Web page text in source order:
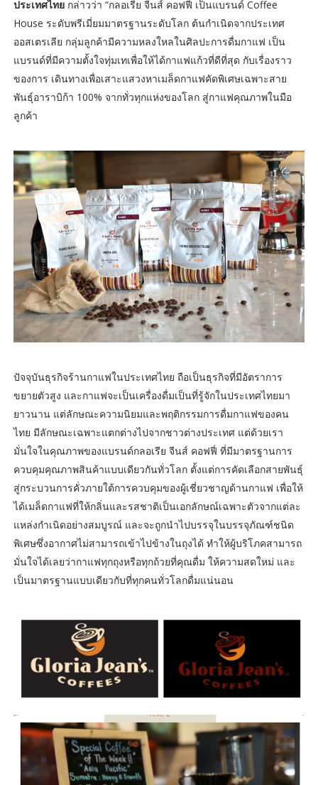
ประเทศไทย กล่าวว่า “กลอเรีย จีนส์ คอฟฟี่ เป็นแบรนด์ Coffee
House ระดับพรีเมี่ยมมาตรฐานระดับโลก ต้นกำเนิดจากประเทศ
ออสเตรเลีย กลุ่มลูกค้ามีความหลงใหลในศิลปะการดื่มกาแฟ เป็น
แบรนด์ที่มีความตั้งใจทุ่มเทเพื่อให้ได้กาแฟแก้วที่ดีที่สุด กับเรื่องราว
ของการ เดินทางเพื่อเสาะแสวงหาเมล็ดกาแฟคัดพิเศษเฉพาะสาย
พันธุ์อาราบิก้า 100% จากทั่วทุกแห่งของโลก สู่กาแฟคุณภาพในมือ
ลูกค้า
ปัจจุบันธุรกิจร้านกาแฟในประเทศไทย ถือเป็นธุรกิจที่มีอัตราการ
ขยายตัวสูง และกาแฟจะเป็นเครื่องดื่มเป็นที่รู้จักในประเทศไทยมา
ยาวนาน แต่ลักษณะความนิยมและพฤติกรรมการดื่มกาแฟของคน
ไทย มีลักษณะเฉพาะแตกต่างไปจากชาวต่างประเทศ แต่ด้วยเรา
มั่นใจในคุณภาพของแบรนด์กลอเรีย จีนส์ คอฟฟี่ ที่มีมาตรฐานการ
ควบคุมคุณภาพสินค้าแบบเดียวกันทั่วโลก ตั้งแต่การคัดเลือกสายพันธุ์
สู่กระบวนการคั่วภายใต้การควบคุมของผู้เชี่ยวชาญด้านกาแฟ เพื่อให้
ได้เมล็ดกาแฟที่ให้กลิ่นและรสชาติเป็นเอกลักษณ์เฉพาะตัวจากแต่ละ
แหล่งกำเนิดอย่างสมบูรณ์ และจะถูกนำไปบรรจุในบรรจุภัณฑ์ชนิด
พิเศษซึ่งอากาศไม่สามารถเข้าไปข้างในถุงได้ ทำให้ผู้บริโภคสามารถ
มั่นใจได้เลยว่ากาแฟทุกถุงหรือทุกถ้วยที่คุณดื่ม ให้ความสดใหม่ และ
เป็นมาตรฐานแบบเดียวกับที่ทุกคนทั่วโลกดื่มแน่นอน